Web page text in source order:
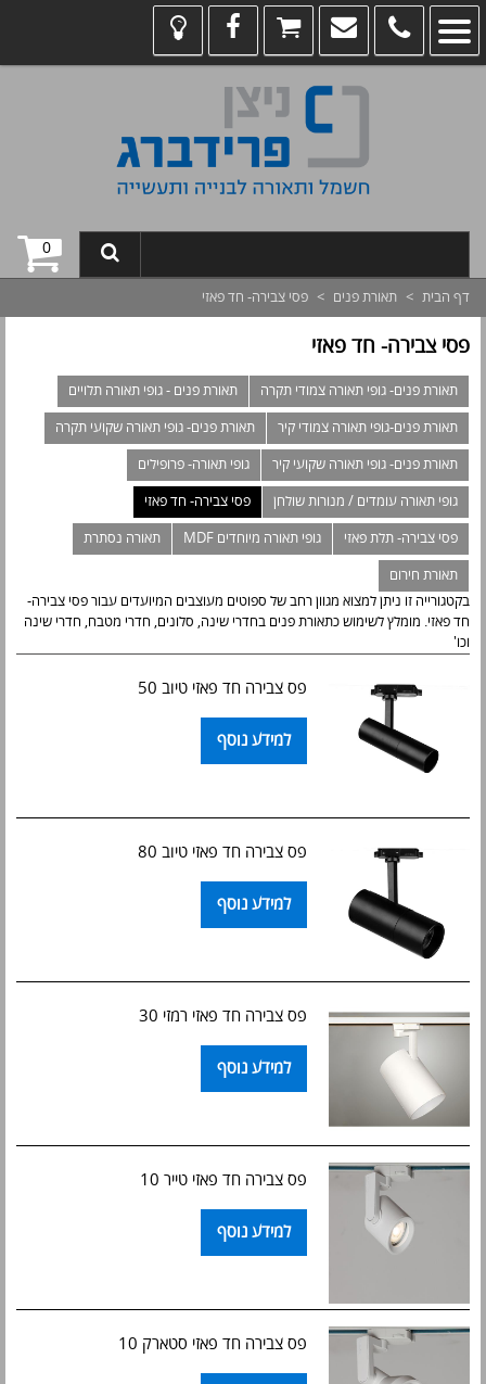
0
דף הבית > תאורת פנים > פסי צבירה- חד פאזי
פסי צבירה- חד פאזי
תאורת פנים- גופי תאורה צמודי תקרה תאורת פנים - גופי תאורה תלויים
תאורת פנים-גופי תאורה צמודי קיר תאורת פנים- גופי תאורה שקועי תקרה
תאורת פנים- גופי תאורה שקועי קיר גופי תאורה- פרופילים
גופי תאורה עומדים / מנורות שולחן פסי צבירה- חד פאזי
פסי צבירה- תלת פאזי גופי תאורה מיוחדים MDF תאורה נסתרת
תאורת חירום
בקטגורייה זו ניתן למצוא מגוון רחב של ספוטים מעוצבים המיועדים עבור פסי צבירה-
חד פאזי. מומלץ לשימוש כתאורת פנים בחדרי שינה, סלונים, חדרי מטבח, חדרי שינה
וכו'
פס צבירה חד פאזי טיוב 50
למידע נוסף
פס צבירה חד פאזי טיוב 80
למידע נוסף
פס צבירה חד פאזי רמזי 30
למידע נוסף
פס צבירה חד פאזי טייר 10
למידע נוסף
פס צבירה חד פאזי סטארק 10